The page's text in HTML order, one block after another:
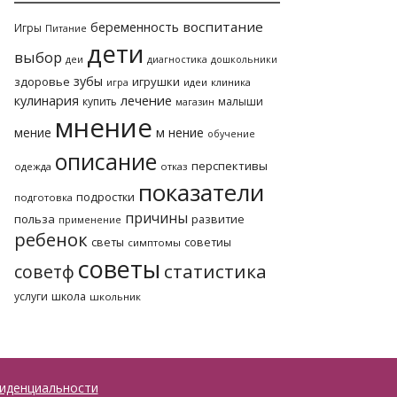
Игры Питание беременность воспитание
выбор деи дети диагностика дошкольники
здоровье зубы игра игрушки идеи клиника
кулинария купить лечение магазин малыши
мение мнение м нение обучение
одежда описание отказ перспективы
подготовка подростки показатели
польза применение причины развитие
ребенок светы симптомы советиы
советф советы статистика
услуги школа школьник